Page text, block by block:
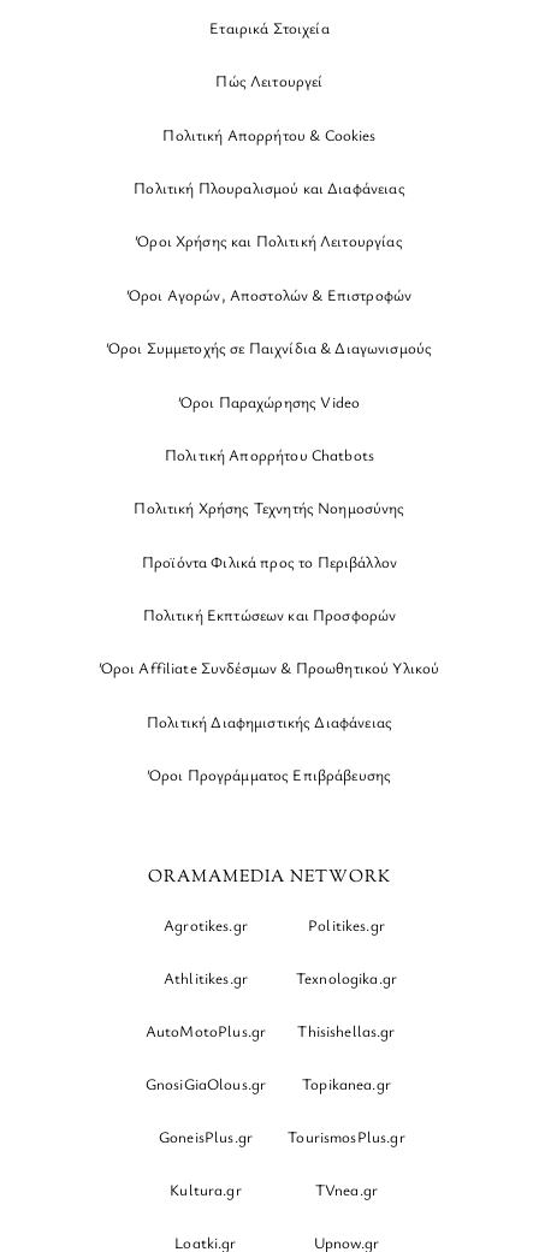
Εταιρικά Στοιχεία
Πώς Λειτουργεί
Πολιτική Απορρήτου & Cookies
Πολιτική Πλουραλισμού και Διαφάνειας
Όροι Χρήσης και Πολιτική Λειτουργίας
Όροι Αγορών, Αποστολών & Επιστροφών
Όροι Συμμετοχής σε Παιχνίδια & Διαγωνισμούς
Όροι Παραχώρησης Video
Πολιτική Απορρήτου Chatbots
Πολιτική Χρήσης Τεχνητής Νοημοσύνης
Προϊόντα Φιλικά προς το Περιβάλλον
Πολιτική Εκπτώσεων και Προσφορών
Όροι Affiliate Συνδέσμων & Προωθητικού Υλικού
Πολιτική Διαφημιστικής Διαφάνειας
Όροι Προγράμματος Επιβράβευσης
ORAMAMEDIA NETWORK
Agrotikes.gr Politikes.gr
Athlitikes.gr Texnologika.gr
AutoMotoPlus.gr Thisishellas.gr
GnosiGiaOlous.gr Topikanea.gr
GoneisPlus.gr TourismosPlus.gr
Kultura.gr TVnea.gr
Loatki.gr Upnow.gr